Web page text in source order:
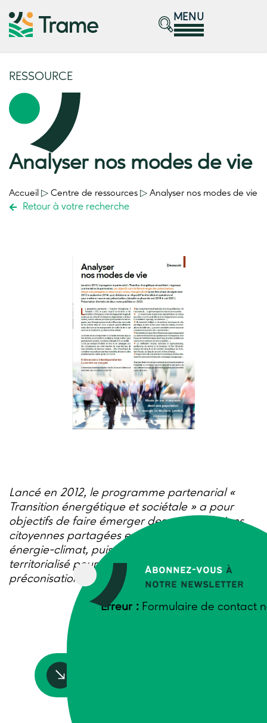
MENU
Abonnez-vous à
notre newsletter
Erreur : Formulaire de contact
RESSOURCE
Analyser nos modes de vie
Accueil ▷ Centre de ressources ▷ Analyser nos modes de vie
Retour à votre recherche
Lancé en 2012, le programme partenarial «
Transition énergétique et sociétale » a pour
objectifs de faire émerger des préconisations
citoyennes partagées en réponse aux enjeux
énergie-climat, puis d’élaborer un dispositif
territorialisé pour mettre en œuvre ces
préconisations.